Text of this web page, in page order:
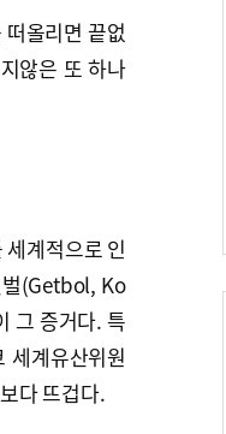
올리면 끝없
않은 또 하나
계적으로 인
벌(Getbol, Ko
그 증거다. 특
세계유산위원
다 뜨겁다.